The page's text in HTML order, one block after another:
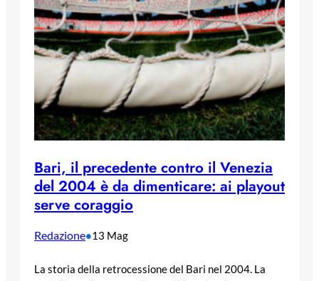
Bari, il precedente contro il Venezia
del 2004 è da dimenticare: ai playout
serve coraggio
Redazione•13 Mag
La storia della retrocessione del Bari nel 2004. La